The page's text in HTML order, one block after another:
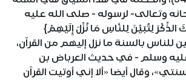
وتعالى- لرسوله - صلى الله عليه
الذِّكْرَ لِتُبَيِّنَ لِلنَّاسِ مَا نُزِّلَ إِلَيْهِمْ}
أي: لتبين للناس بالسنة ما نزل إليهم من القرآن،
وسلم - في حديث العرباض بن
وقال أيضا «ألا إني أوتيت القرآن